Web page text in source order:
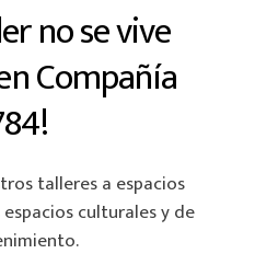
no se vive
Compañía
talleres a espacios
culturales y de